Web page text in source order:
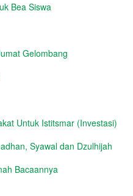
Bea Siswa
Gelombang
Untuk Istitsmar (Investasi)
Syawal dan Dzulhijah
Bacaannya